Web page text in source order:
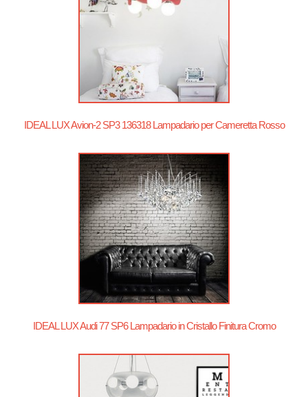
IDEAL LUX Avion-2 SP3 136318 Lampadario per Cameretta Rosso
IDEAL LUX Audi 77 SP6 Lampadario in Cristallo Finitura Cromo